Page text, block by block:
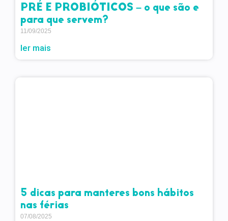
PRÉ E PROBIÓTICOS – o que são e
para que servem?
11/09/2025
ler mais
5 dicas para manteres bons hábitos
nas férias
07/08/2025